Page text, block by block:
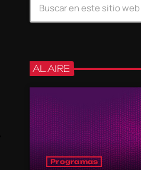
AL AIRE
Programas